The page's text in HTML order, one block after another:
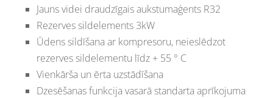
Jauns videi draudzīgais aukstumaģents R32
Rezerves sildelements 3kW
Ūdens sildīšana ar kompresoru, neieslēdzot
rezerves sildelementu līdz + 55 ° С
Vienkārša un ērta uzstādīšana
Dzesēšanas funkcija vasarā standarta aprīkojuma